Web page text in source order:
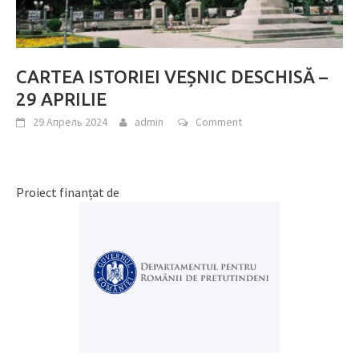
CARTEA ISTORIEI VEȘNIC DESCHISĂ –
29 APRILIE
29 Апрель 2024 admin Comment
Proiect finanțat de